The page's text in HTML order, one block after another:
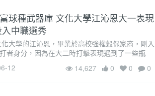
富球種武器庫 文化大學江沁恩大一表現
中職選秀
化大學的江沁恩，畢業於高校強權穀保家商，剛入
者身分，因為在大二時打擊表現遇到了一些瓶
誼賽，迎來了棒球路上的轉機。江沁恩回憶道：
12 14,627 0 0 0